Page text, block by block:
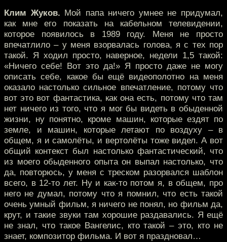
Клим Жуков. Мой папа ничего умнее не придумал,
как мне его показать на кабельном телевидении,
которое появилось в 1989 году. Меня не просто
впечатлило – у меня взорвалась голова, я с тех пор
такой. Я ходил просто, наверное, недели 1,5 такой:
«Ничего себе! Вот это да!» Я просто даже не могу
описать себе, какое бы ещё видеополотно на меня
оказало настолько сильное впечатление, потому что
вот это вот фантастика, как она есть, потому что там
нет ничего из того, что я мог бы видеть в обыденной
жизни, ну понятно, кроме машин, которые ездят по
земле, и машин, которые летают по воздуху – в
общем, я и самолёты, и вертолёты тоже видел. А вот
общий контекст был настолько фантастический, что
из моего обыденного опыта он выпал настолько, что
да, повторюсь, у меня с треском разорвался шаблон
всего, в 12-то лет. Ну и как-то потом я, в общем, про
него не думал, потому что я помнил, что есть такой
очень умный фильм, я ничего не понял, но фильм да,
крут, и такие звуки там хорошие раздавались. Я ещё
не знал, что такое Вангелис, кто такой – это, кто не
знает, композитор фильма. И вот я праздновал…